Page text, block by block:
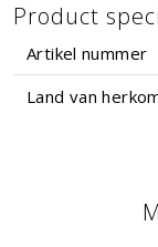
Product
Artikel nummer
Land van